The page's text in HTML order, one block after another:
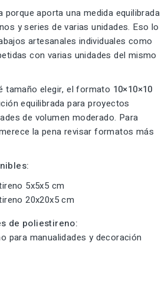
porque aporta una medida equilibrada
y series de varias unidades. Eso lo
artesanales individuales como
con varias unidades del mismo
tamaño elegir, el formato 10×10×10
equilibrada para proyectos
de volumen moderado. Para
la pena revisar formatos más
5x5x5 cm
20x20x5 cm
de poliestireno:
para manualidades y decoración